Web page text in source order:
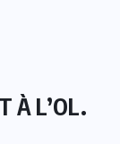
À L’OL.